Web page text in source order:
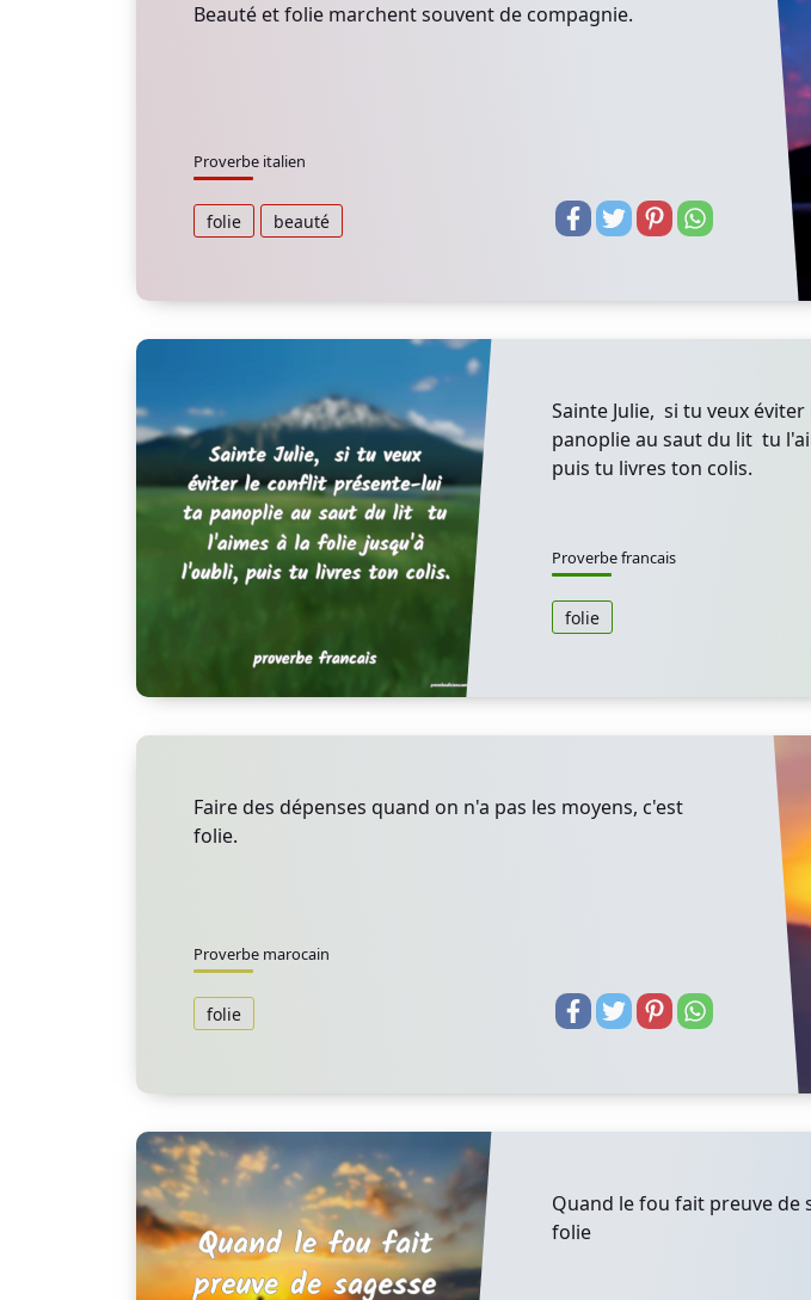
Beauté et folie marchent souvent de compagnie.
Proverbe italien
folie beauté
Sainte Julie, si tu veux
panoplie au saut du lit tu
puis tu livres ton colis.
Proverbe francais
folie
Faire des dépenses quand on n'a pas les moyens, c'est
folie.
Proverbe marocain
folie
Quand le fou fait preuve de
folie